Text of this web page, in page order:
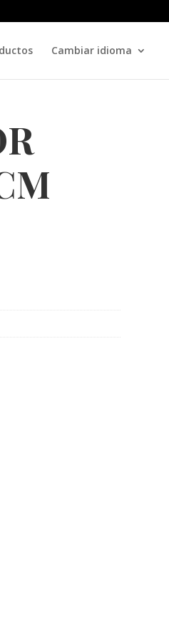
Cambiar idioma